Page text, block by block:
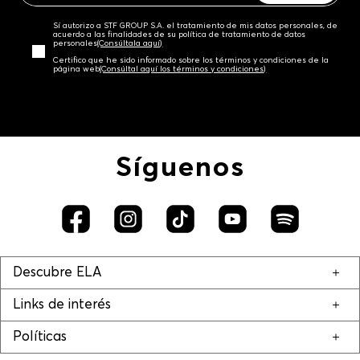
Sí autorizo a STF GROUP S.A. el tratamiento de mis datos personales, de
acuerdo a las finalidades de su política de tratamiento de datos
personales‎(Consúltala aquí)
Certifico que he sido informado sobre los términos y condiciones de la
página web‎(Consúltal aquí los términos y condiciones)
Síguenos
Descubre ELA
Links de interés
Políticas